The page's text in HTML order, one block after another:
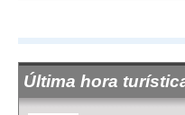
Última hora